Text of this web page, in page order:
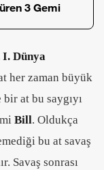
3 Gemi
I. Dünya
her zaman büyük
bir at bu saygıyı
Bill. Oldukça
bu at savaş
Savaş sonrası